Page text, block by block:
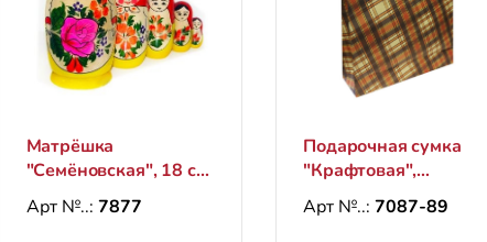
Матрёшка
"Семёновская", 18 см
(5 мест)
Арт №..: 7877
Подарочная сумка
"Крафтовая",
"Клетка", L, 44х32 см
Арт №..:7087-89